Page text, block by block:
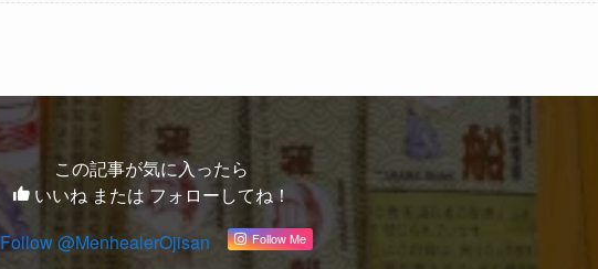
この記事が気に入ったら
いいね または フォローしてね！
Follow @MenhealerOjisan
Follow Me